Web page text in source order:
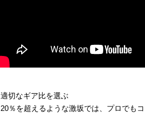
適切なギア比を選ぶ
20％を超えるような激坂では、プロでも